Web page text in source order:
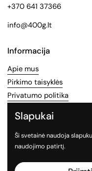
+370 641 37366
info@400g.lt
Informacija
Apie mus
Pirkimo taisyklės
Privatumo politika
Socialinės medijos
Sekite mus socialiniuose
Facebook
Slapukai
Ši svetainė naudoja
naudojimo patirtį.